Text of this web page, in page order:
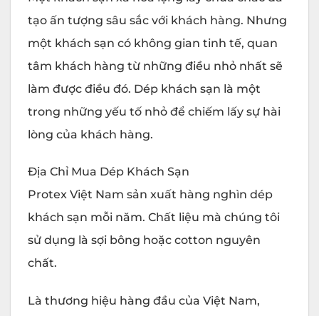
tạo ấn tượng sâu sắc với khách hàng. Nhưng
một khách sạn có không gian tinh tế, quan
tâm khách hàng từ những điều nhỏ nhất sẽ
làm được điều đó. Dép khách sạn là một
trong những yếu tố nhỏ để chiếm lấy sự hài
lòng của khách hàng.
Địa Chỉ Mua Dép Khách Sạn
Protex Việt Nam sản xuất hàng nghìn dép
khách sạn mỗi năm. Chất liệu mà chúng tôi
sử dụng là sợi bông hoặc cotton nguyên
chất.
Là thương hiệu hàng đầu của Việt Nam,